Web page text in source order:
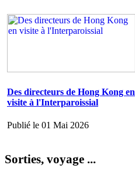
Des directeurs de Hong Kong en
visite à l'Interparoissial
Publié le 01 Mai 2026
Sorties, voyage ...